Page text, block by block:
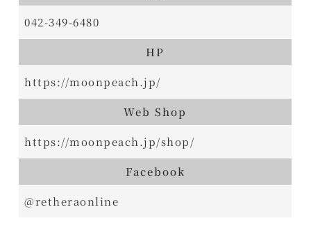
042-349-6480
HP
https://moonpeach.jp/
Web Shop
https://moonpeach.jp/shop/
Facebook
@retheraonline